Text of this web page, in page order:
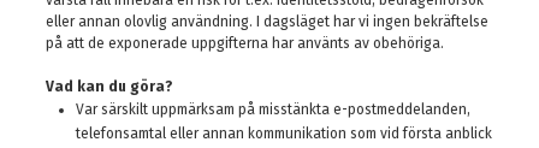
eller annan olovlig användning. I dagsläget har vi ingen bekräftelse
på att de exponerade uppgifterna har använts av obehöriga.
Vad kan du göra?
Var särskilt uppmärksam på misstänkta e-postmeddelanden,
telefonsamtal eller annan kommunikation som vid första anblick